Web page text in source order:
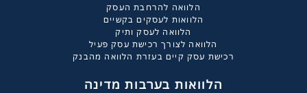
הלוואה להרחבת העסק
הלוואות לעסקים בקשיים
הלוואה לעסק ותיק
הלוואה לצורך רכישת עסק פעיל
רכישת עסק קיים בעזרת הלוואה מהבנק
הלוואות בערבות מדינה